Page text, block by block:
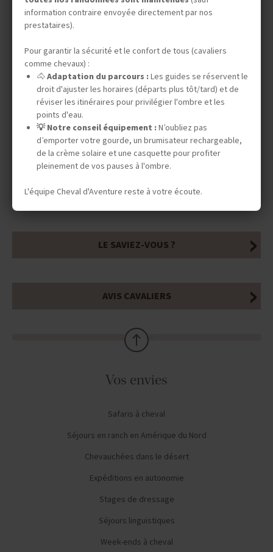
INFOS ÉQUESTRES
INFOS PRATIQUES
TOURISME RESPONSABLE
LE SAVIEZ-VOUS ?
AVIS CAVALIERS
Vos envies
Safaris à cheval
Séjours en ranch en Amérique du Nord
Chevauchées dans le désert
Expéditions en autonomie
Stages de dressage
Séjours linguistiques
Week-ends à cheval
information contraire envoyée directement par nos
prestataires).
Pour garantir la sécurité et le confort de tous (cavaliers
comme chevaux) :
🐴 Adaptation du parcours :Les guides se réservent le
droit d'ajuster les horaires (départs plus tôt/tard) et de
réviser les itinéraires pour privilégier l'ombre et les
points d'eau.
💡 Notre conseil équipement :N’oubliez pas
d’emporter votre gourde, un brumisateur rechargeable,
de la crème solaire et une casquette pour profiter
pleinement de vos pauses à l'ombre.
L'équipe Cheval d'Aventure reste à votre écoute.